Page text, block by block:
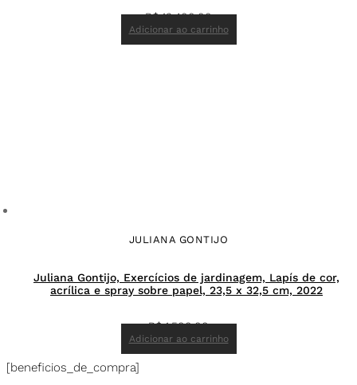
R$13.400,00
Adicionar ao carrinho
JULIANA GONTIJO
Juliana Gontijo, Exercícios de jardinagem, Lapís de cor,
acrílica e spray sobre papel, 23,5 x 32,5 cm, 2022
R$1.500,00
Adicionar ao carrinho
[beneficios_de_compra]